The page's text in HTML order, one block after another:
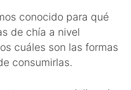
conocido para qué
de chía a nivel
cuáles son las formas
consumirlas.